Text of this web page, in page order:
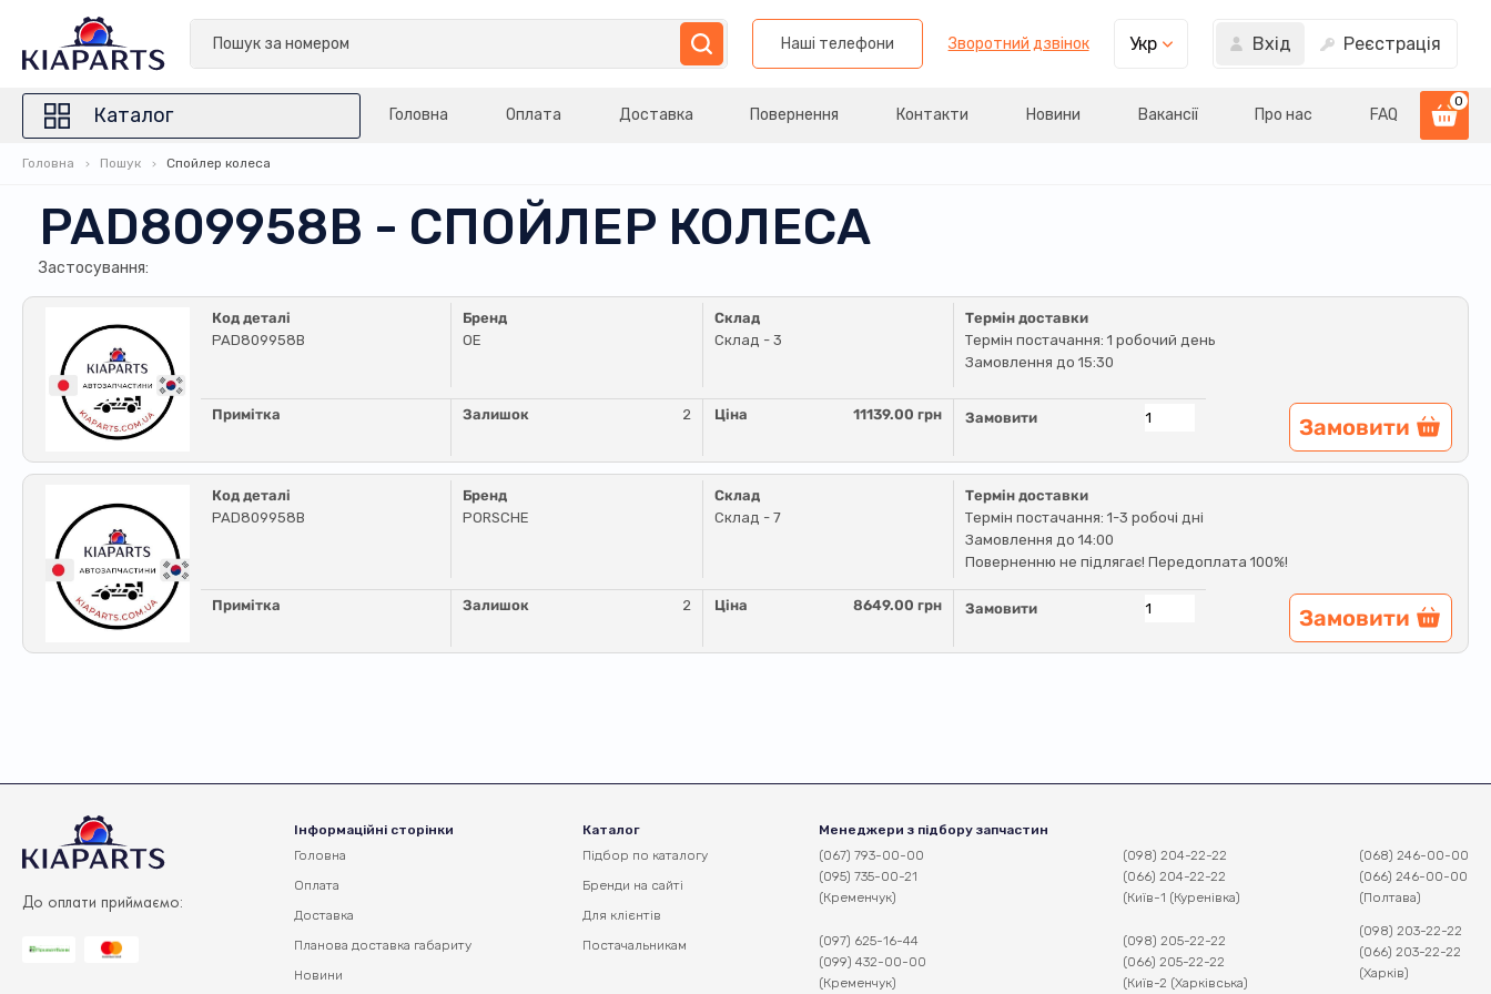
Наші телефони Зворотний дзвінок Укр Вхід Реєстрація
Каталог Головна Оплата Доставка Повернення Контакти Новини Вакансії Про нас FAQ
0
Головна Пошук Спойлер колеса
PAD809958B - СПОЙЛЕР КОЛЕСА
Застосування:
Код деталі
PAD809958B
Бренд
OE
Склад
Склад - 3
Термін доставки
Термін постачання: 1 робочий день
Замовлення до 15:30
Примітка Залишок 2 Ціна 11139.00 грн Замовити Замовити
Код деталі
PAD809958B
Бренд
PORSCHE
Склад
Склад - 7
Термін доставки
Термін постачання: 1-3 робочі дні
Замовлення до 14:00
Поверненню не підлягає! Передоплата 100%!
Примітка Залишок 2 Ціна 8649.00 грн Замовити Замовити
До оплати приймаємо:
Інформаційні сторінки
Головна
Оплата
Доставка
Планова доставка габариту
Новини
Каталог
Підбор по каталогу
Бренди на сайті
Для клієнтів
Постачальникам
Менеджери з підбору запчастин
(067) 793-00-00
(095) 735-00-21
(Кременчук)
(097) 625-16-44
(099) 432-00-00
(Кременчук)
(098) 204-22-22
(066) 204-22-22
(Київ-1 (Куренівка)
(098) 205-22-22
(066) 205-22-22
(Київ-2 (Харківська)
(068) 246-00-00
(066) 246-00-00
(Полтава)
(098) 203-22-22
(066) 203-22-22
(Харків)